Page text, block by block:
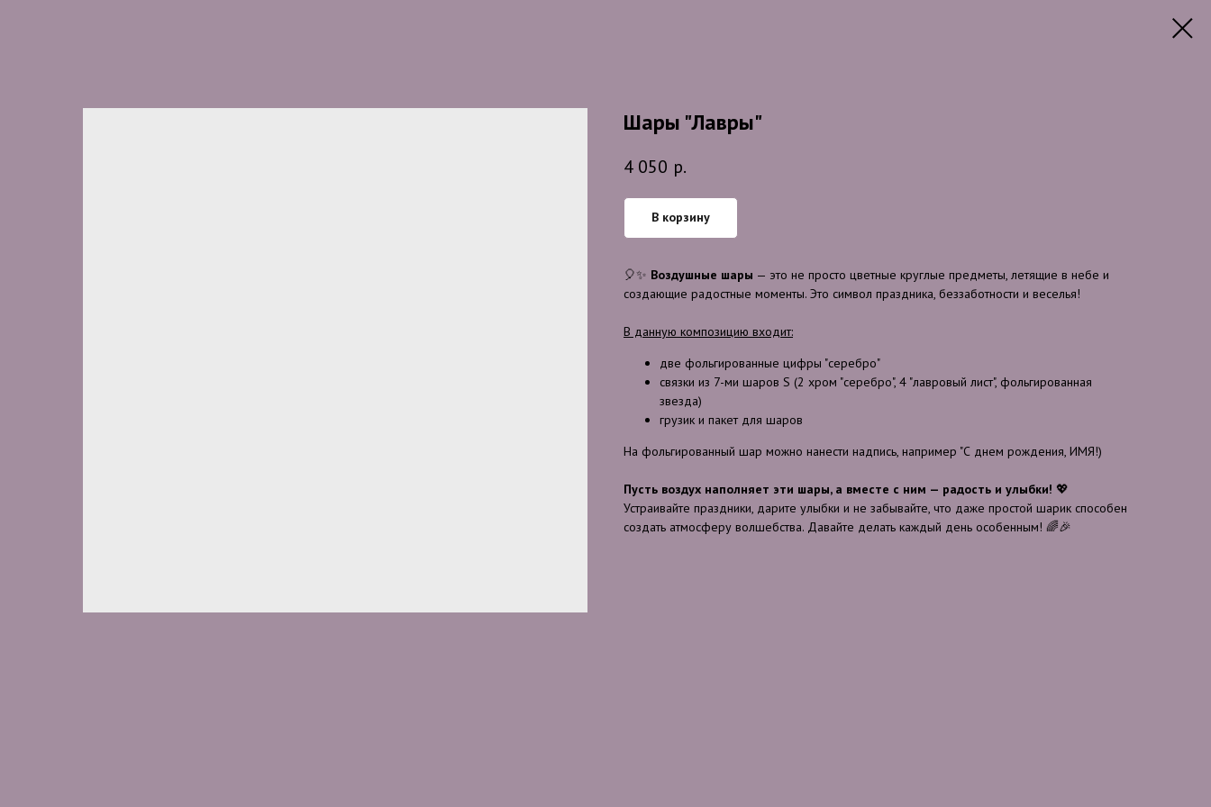
Шары "Лавры"
4 050 р.
В корзину
🎈✨ Воздушные шары — это не просто цветные круглые предметы, летящие в небе и
создающие радостные моменты. Это символ праздника, беззаботности и веселья!
В данную композицию входит:
две фольгированные цифры "серебро"
связки из 7-ми шаров S (2 хром "серебро", 4 "лавровый лист", фольгированная
звезда)
грузик и пакет для шаров
На фольгированный шар можно нанести надпись, например "С днем рождения, ИМЯ!)
Пусть воздух наполняет эти шары, а вместе с ним — радость и улыбки! 💖
Устраивайте праздники, дарите улыбки и не забывайте, что даже простой шарик способен
создать атмосферу волшебства. Давайте делать каждый день особенным! 🌈🎉